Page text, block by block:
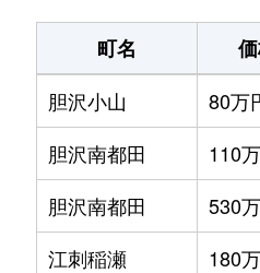
町名
胆沢小山
80万
胆沢南都田
110
胆沢南都田
530
江刺稲瀬
180